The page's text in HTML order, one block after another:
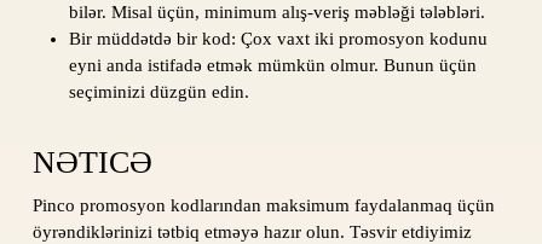
bilər. Misal üçün, minimum alış-veriş məbləği tələbləri.
Bir müddətdə bir kod: Çox vaxt iki promosyon kodunu
eyni anda istifadə etmək mümkün olmur. Bunun üçün
seçiminizi düzgün edin.
NƏTICƏ
Pinco promosyon kodlarından maksimum faydalanmaq üçün
öyrəndiklərinizi tətbiq etməyə hazır olun. Təsvir etdiyimiz